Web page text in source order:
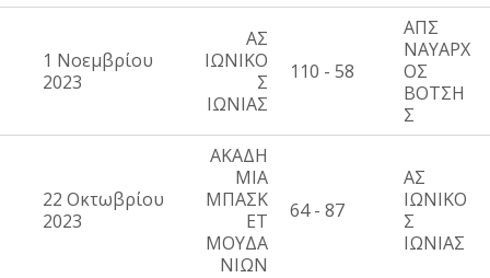
1 Νοεμβρίου
2023
ΑΣ
ΙΩΝΙΚΟ
Σ
ΙΩΝΙΑΣ
110 - 58
ΑΠΣ
ΝΑΥΑΡΧ
ΟΣ
ΒΟΤΣΗ
Σ
22 Οκτωβρίου
2023
ΑΚΑΔΗ
ΜΙΑ
ΜΠΑΣΚ
ΕΤ
ΜΟΥΔΑ
ΝΙΩΝ
64 - 87
ΑΣ
ΙΩΝΙΚΟ
Σ
ΙΩΝΙΑΣ